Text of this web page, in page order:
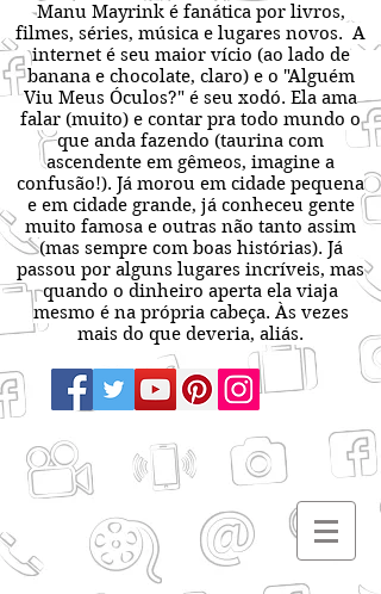
Manu Mayrink é fanática por livros,
filmes, séries, música e lugares novos. A
internet é seu maior vício (ao lado de
banana e chocolate, claro) e o "Alguém
Viu Meus Óculos?" é seu xodó. Ela ama
falar (muito) e contar pra todo mundo o
que anda fazendo (taurina com
ascendente em gêmeos, imagine a
confusão!). Já morou em cidade pequena
e em cidade grande, já conheceu gente
muito famosa e outras não tanto assim
(mas sempre com boas histórias). Já
passou por alguns lugares incríveis, mas
quando o dinheiro aperta ela viaja
mesmo é na própria cabeça. Às vezes
mais do que deveria, aliás.